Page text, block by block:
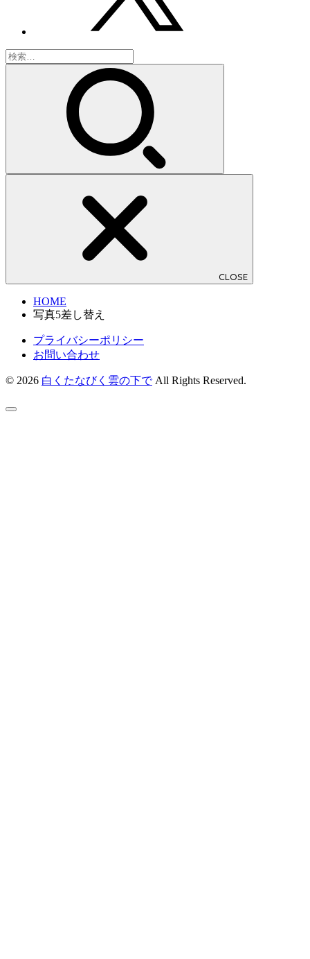
検
索:
CLOSE
HOME
写真5差し替え
プライバシーポリシー
お問い合わせ
© 2026 白くたなびく雲の下でAll Rights Reserved.